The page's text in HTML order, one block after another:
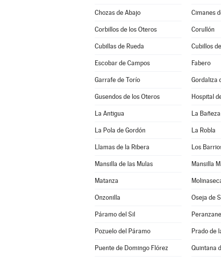
Chozas de Abajo Cimanes
Corbillos de los Oteros Corullón
Cubillas de Rueda Cubillos
Escobar de Campos Fabero
Garrafe de Torío Gordaliza
Gusendos de los Oteros Hospital
La Antigua La Bañeza
La Pola de Gordón La Robla
Llamas de la Ribera Los
Mansilla de las Mulas Mansilla
Matanza
Onzonilla Oseja de
Páramo del Sil
Pozuelo del Páramo Prado de
Puente de Domingo Flórez Quintana